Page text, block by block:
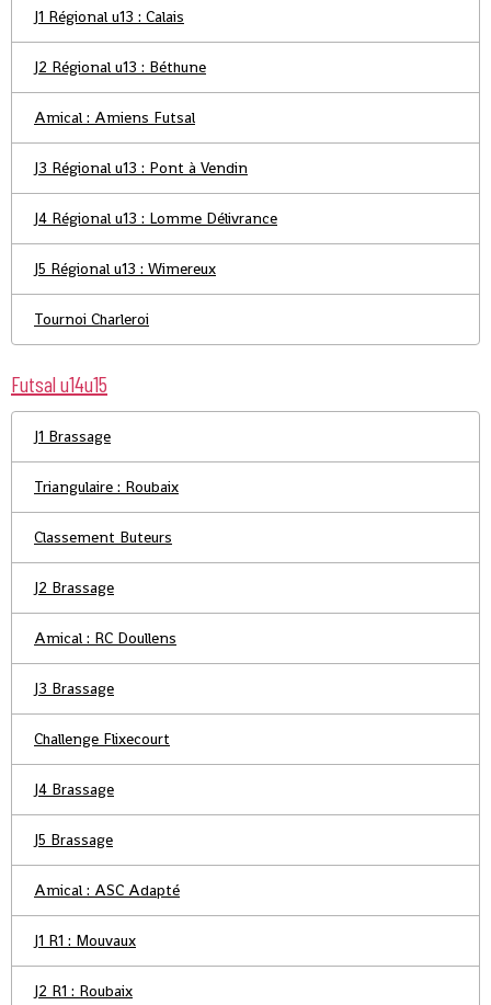
J1 Régional u13 : Calais
J2 Régional u13 : Béthune
Amical : Amiens Futsal
J3 Régional u13 : Pont à Vendin
J4 Régional u13 : Lomme Délivrance
J5 Régional u13 : Wimereux
Tournoi Charleroi
Futsal u14u15
J1 Brassage
Triangulaire : Roubaix
Classement Buteurs
J2 Brassage
Amical : RC Doullens
J3 Brassage
Challenge Flixecourt
J4 Brassage
J5 Brassage
Amical : ASC Adapté
J1 R1 : Mouvaux
J2 R1 : Roubaix